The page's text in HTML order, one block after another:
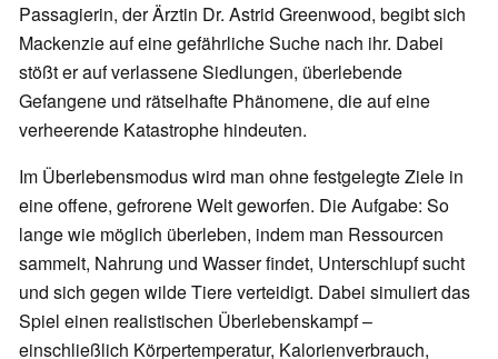
Passagierin, der Ärztin Dr. Astrid Greenwood, begibt sich
Mackenzie auf eine gefährliche Suche nach ihr. Dabei
stößt er auf verlassene Siedlungen, überlebende
Gefangene und rätselhafte Phänomene, die auf eine
verheerende Katastrophe hindeuten.
Im Überlebensmodus wird man ohne festgelegte Ziele in
eine offene, gefrorene Welt geworfen. Die Aufgabe: So
lange wie möglich überleben, indem man Ressourcen
sammelt, Nahrung und Wasser findet, Unterschlupf sucht
und sich gegen wilde Tiere verteidigt. Dabei simuliert das
Spiel einen realistischen Überlebenskampf –
einschließlich Körpertemperatur, Kalorienverbrauch,